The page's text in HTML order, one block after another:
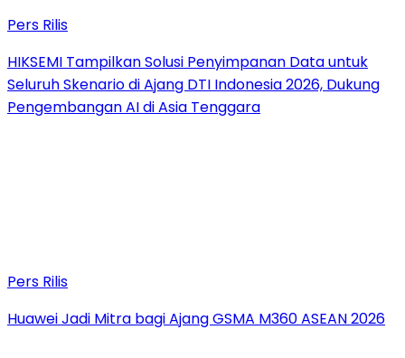
Pers Rilis
HIKSEMI Tampilkan Solusi Penyimpanan Data untuk
Seluruh Skenario di Ajang DTI Indonesia 2026, Dukung
Pengembangan AI di Asia Tenggara
Pers Rilis
Huawei Jadi Mitra bagi Ajang GSMA M360 ASEAN 2026